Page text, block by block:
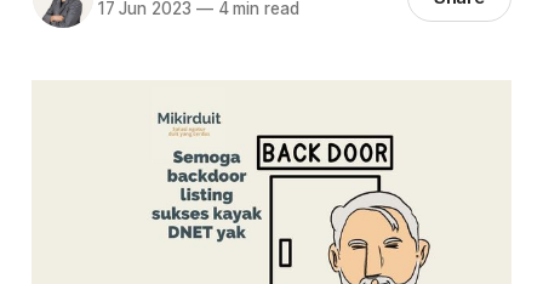
17 Jun 2023 —4 min read